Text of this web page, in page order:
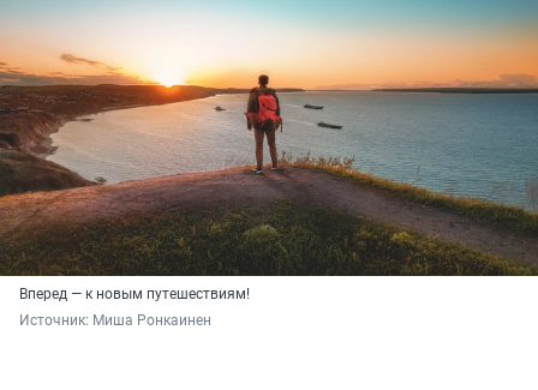
Вперед — к новым путешествиям!
Источник: Миша Ронкаинен